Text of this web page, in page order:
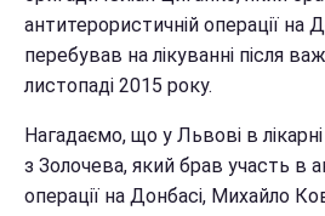
антитерористичній операції на
перебував на лікуванні після
листопаді 2015 року.
Нагадаємо, що у Львові в
з Золочева, який брав участь в
операції на Донбасі, Михайло